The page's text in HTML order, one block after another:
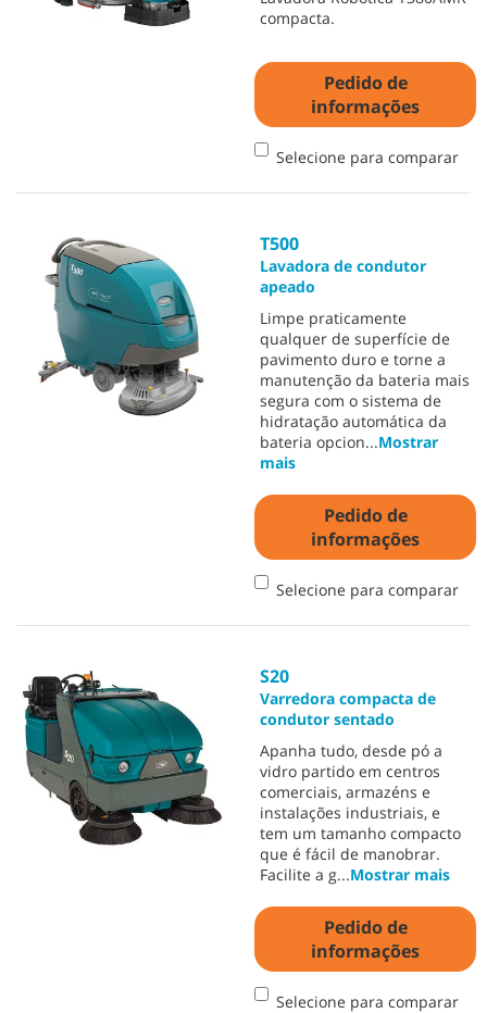
compacta.
Pedido de
informações
Selecione para comparar
T500
Lavadora de condutor
apeado
Limpe praticamente
qualquer de superfície de
pavimento duro e torne a
manutenção da bateria mais
segura com o sistema de
hidratação automática da
bateria opcion...Mostrar
mais
Pedido de
informações
Selecione para comparar
S20
Varredora compacta de
condutor sentado
Apanha tudo, desde pó a
vidro partido em centros
comerciais, armazéns e
instalações industriais, e
tem um tamanho compacto
que é fácil de manobrar.
Facilite a g...Mostrar mais
Pedido de
informações
Selecione para comparar